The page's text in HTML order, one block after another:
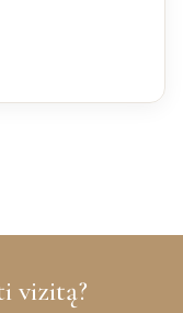
vizitą?